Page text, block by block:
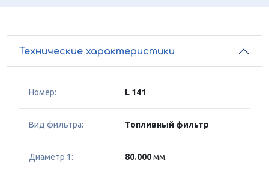
Технические характеристики
Номер: L 141
Вид фильтра: Топливный фильтр
Диаметр 1: 80.000мм.